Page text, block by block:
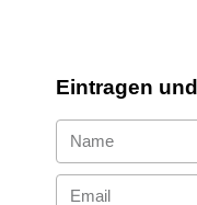
Eintragen